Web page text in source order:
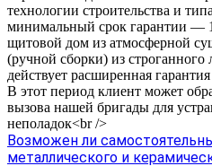
технологии строительства и
минимальный срок гарантии — 1
щитовой дом из атмосферной
(ручной сборки) из строганного
действует расширенная
В этот период клиент может
вызова нашей бригады для
неполадок<br />
Возможен ли
металлического и